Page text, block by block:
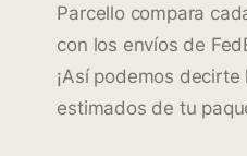
Parcello compara
con los envíos de
¡Así podemos
estimados de tu